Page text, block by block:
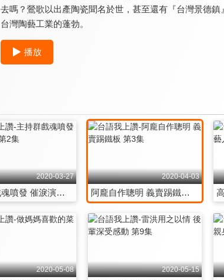
去嗎？鶯歌以出產陶瓷聞名於世，甚至還有『台灣景德
台灣陶藝工業的蓬勃。
播放
2020-03-27
主持群戲魂噴發 催淚演出 第2集
2020-04-03
阿龐自作聰明 義賣踢鐵板 第3集
2020-05-08 2020-05-15